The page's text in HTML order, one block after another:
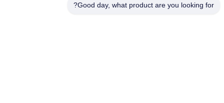
Good day, what product are you looking for?